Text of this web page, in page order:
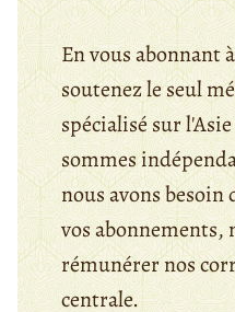
En vous abonnant
soutenez le seul
spécialisé sur
sommes
nous avons besoin
vos abonnements,
rémunérer nos
centrale.